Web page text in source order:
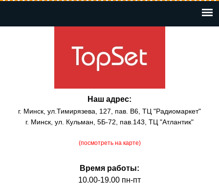
содержанию
Наш адрес:
г. Минск, ул.Тимирязева, 127, пав. В6, ТЦ "Радиомаркет"
г. Минск, ул. Кульман, 5Б-72, пав.143, ТЦ "Атлантик"
(посмотреть на карте)
Время работы:
10.00-19.00 пн-пт